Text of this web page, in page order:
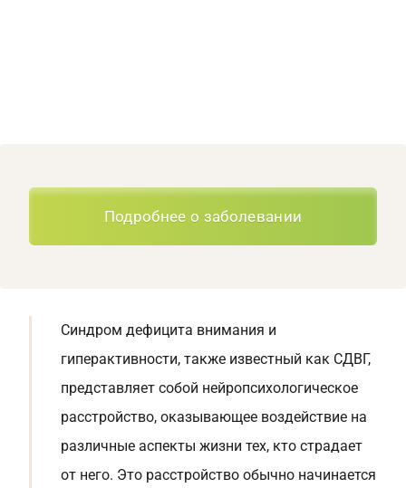
Подробнее о заболевании
Синдром дефицита внимания и
гиперактивности, также известный как СДВГ,
представляет собой нейропсихологическое
расстройство, оказывающее воздействие на
различные аспекты жизни тех, кто страдает
от него. Это расстройство обычно начинается